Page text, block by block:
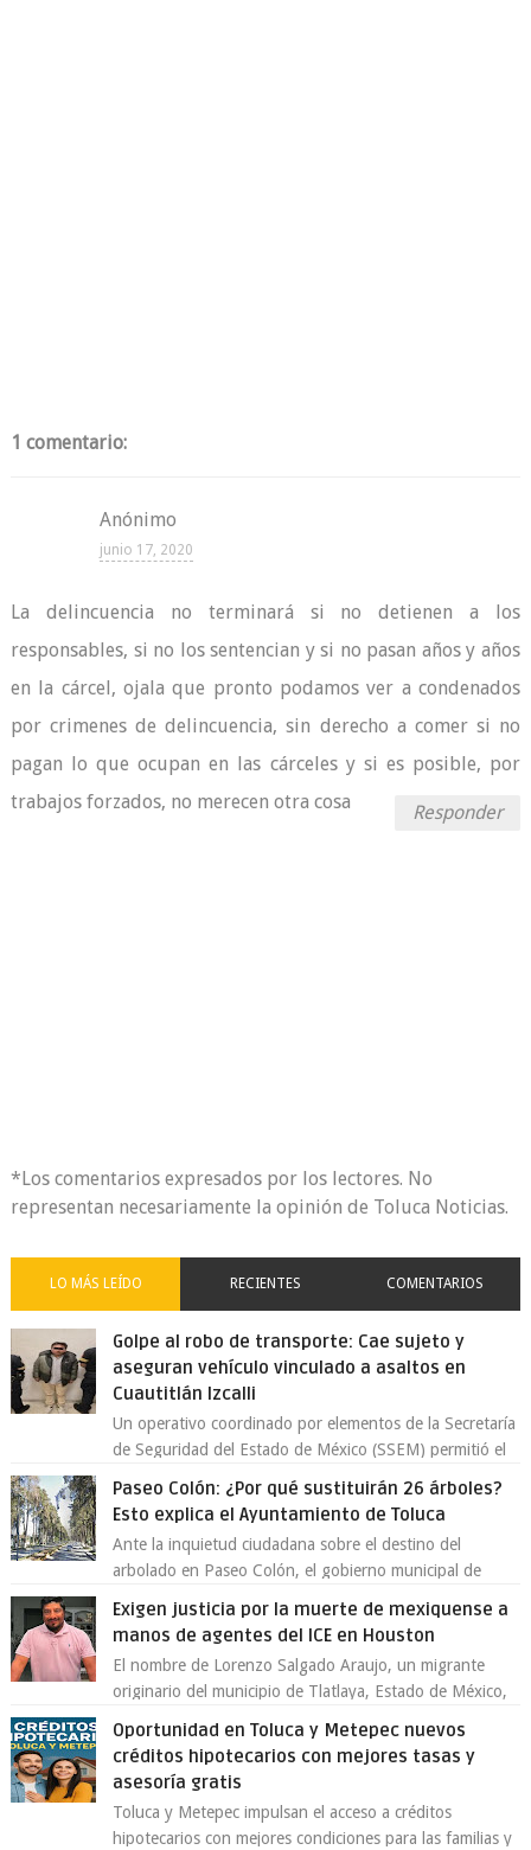
1 comentario:
Anónimo
junio 17, 2020
La delincuencia no terminará si no detienen a los
responsables, si no los sentencian y si no pasan años y años
en la cárcel, ojala que pronto podamos ver a condenados
por crimenes de delincuencia, sin derecho a comer si no
pagan lo que ocupan en las cárceles y si es posible, por
trabajos forzados, no merecen otra cosa
Responder
*Los comentarios expresados por los lectores. No
representan necesariamente la opinión de Toluca Noticias.
LO MÁS LEÍDO RECIENTES COMENTARIOS
Golpe al robo de transporte: Cae sujeto y
aseguran vehículo vinculado a asaltos en
Cuautitlán Izcalli
Un operativo coordinado por elementos de la Secretaría
de Seguridad del Estado de México (SSEM) permitió el
Paseo Colón: ¿Por qué sustituirán 26 árboles?
Esto explica el Ayuntamiento de Toluca
Ante la inquietud ciudadana sobre el destino del
arbolado en Paseo Colón, el gobierno municipal de
Exigen justicia por la muerte de mexiquense a
manos de agentes del ICE en Houston
El nombre de Lorenzo Salgado Araujo, un migrante
originario del municipio de Tlatlaya, Estado de México,
Oportunidad en Toluca y Metepec nuevos
créditos hipotecarios con mejores tasas y
asesoría gratis
Toluca y Metepec impulsan el acceso a créditos
hipotecarios con mejores condiciones para las familias y